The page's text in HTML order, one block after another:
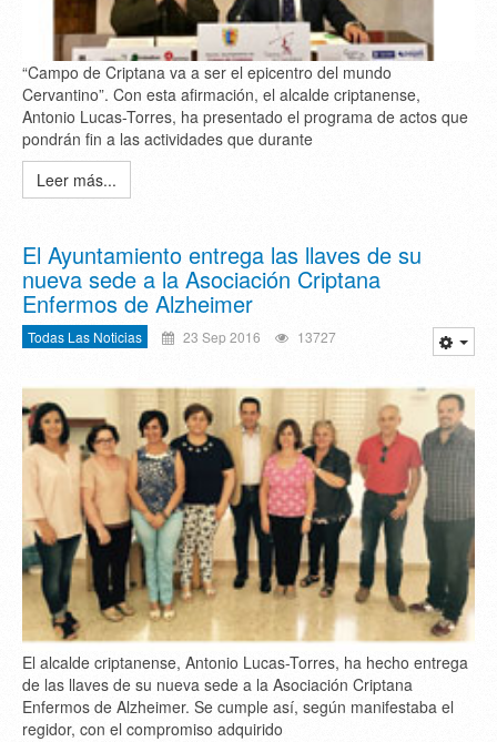
“Campo de Criptana va a ser el epicentro del mundo
Cervantino”. Con esta afirmación, el alcalde criptanense,
Antonio Lucas-Torres, ha presentado el programa de actos que
pondrán fin a las actividades que durante
Leer más...
El Ayuntamiento entrega las llaves de su
nueva sede a la Asociación Criptana
Enfermos de Alzheimer
Todas Las Noticias 23 Sep 2016 13727
El alcalde criptanense, Antonio Lucas-Torres, ha hecho entrega
de las llaves de su nueva sede a la Asociación Criptana
Enfermos de Alzheimer. Se cumple así, según manifestaba el
regidor, con el compromiso adquirido